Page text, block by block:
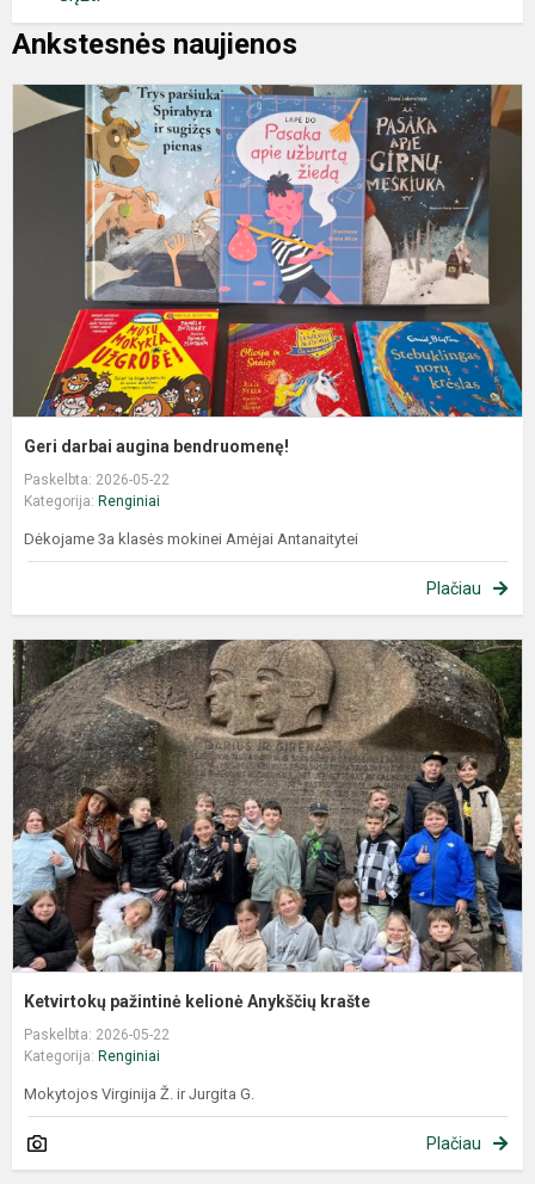
Ankstesnės naujienos
Geri darbai augina bendruomenę!
Paskelbta: 2026-05-22
Kategorija: Renginiai
Dėkojame 3a klasės mokinei Amėjai Antanaitytei
Plačiau
Ketvirtokų pažintinė kelionė Anykščių krašte
Paskelbta: 2026-05-22
Kategorija: Renginiai
Mokytojos Virginija Ž. ir Jurgita G.
Plačiau